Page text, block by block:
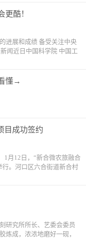
更酷！
进展和成绩 备受关注中央
闻近日中国科学院 中国工
懂→
目成功签约
12日，“新合微农旅融合
。河口区六合街道新合村
研究所所长、艺委会委员
炼成，浓浓地磨好一砚，